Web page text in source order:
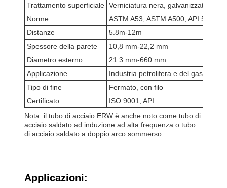
Trattamento superficiale Verniciatura nera, galvanizzata,
Norme
ASTM A53, ASTM A500, API 5L,
Distanze
5.8m-12m
Spessore della parete
10,8 mm-22,2 mm
Diametro esterno
21.3 mm-660 mm
Applicazione
Industria petrolifera e del gas,
Tipo di fine
Fermato, con filo
Certificato
ISO 9001, API
Nota: il tubo di acciaio ERW è anche noto come tubo di
acciaio saldato ad induzione ad alta frequenza o tubo
di acciaio saldato a doppio arco sommerso.
Applicazioni: